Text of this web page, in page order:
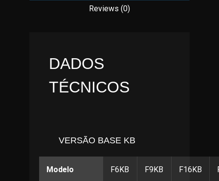
Reviews (0)
DADOS
TÉCNICOS
VERSÃO BASE KB
Modelo F6KB F9KB F16KB